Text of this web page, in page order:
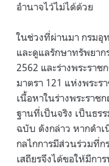
อำนาจไว้ไม่ได้ด้วย
ในช่วงที่ผ่านมา กรมอุ
และดูแลรักษาทรัพยา
2562 และร่างพระรา
มาตรา 121 แห่งพระ
เนื้อหาในร่างพระรา
ฐานที่เป็นจริง เป็นธร
ฉบับ ดังกล่าว หากดำเ
กลไกการมีส่วนร่วมที่
เสถียรจึงได้ขอให้มีก